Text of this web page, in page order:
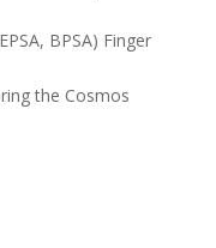
BPSA) Finger
the Cosmos